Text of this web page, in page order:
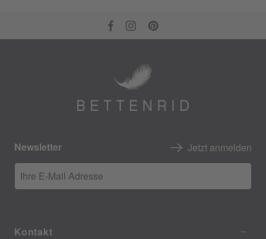
Newsletter Jetzt anmelden
Ihre E-Mail Adresse
Kontakt